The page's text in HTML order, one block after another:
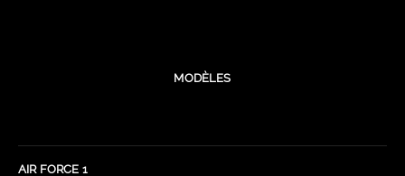
MODÈLES
AIR FORCE 1